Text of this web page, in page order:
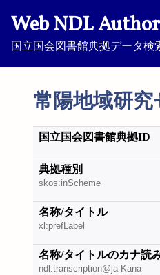
Web NDL
国立国会図書館典拠データ検
常陽地域研究
国立国会図書館典拠ID
典拠種別
skos:inScheme
名称/タイトル
xl:prefLabel
名称/タイトルのカナ読
ndl:transcription@ja-Kana